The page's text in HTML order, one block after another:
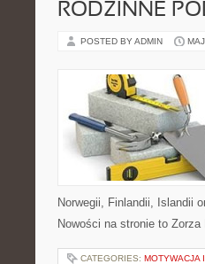
RODZINNE
POSTED BY ADMIN
Norwegii, Finlandii, Islandii
Nowości na stronie to
CATEGORIES: MOTYWACJA